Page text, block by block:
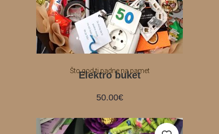
Što god ti padne na pamet
Elektro buket
50.00€